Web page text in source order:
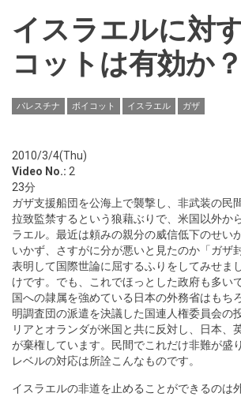
イスラエルに対
コットは有効か？
パレスチナ ボイコット イスラエル ガザ
2010/3/4(Thu)
Video No.: 2
23分
ガザ支援船団を公海上で襲撃し、非武装の民
拉致監禁するという狼藉ぶりで、米国以外か
ラエル。最近は頼みの親分の威信低下のせい
いかず、さすがに分が悪いと見たのか「ガザ
表明して国際世論に屈するふりをしてみせま
けです。でも、これでほっとした政府も多い
国への隷属を強めている日本の外務省はもち
明調査団の派遣を決議した国連人権委員会の
リアとオランダが米国と共に反対し、日本、
が棄権しています。民間でこれだけ非難が盛
レベルの対応は所詮こんなものです。
イスラエルの非道を止めることができるのは